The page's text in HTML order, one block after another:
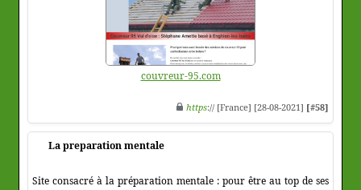
couvreur-95.com
https:// [France] [28-08-2021] [#58]
La preparation mentale
Site consacré à la préparation mentale : pour être au top de ses